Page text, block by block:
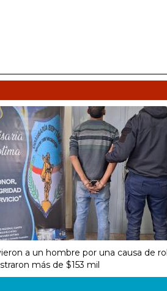
a un hombre por una causa de
más de $153 mil